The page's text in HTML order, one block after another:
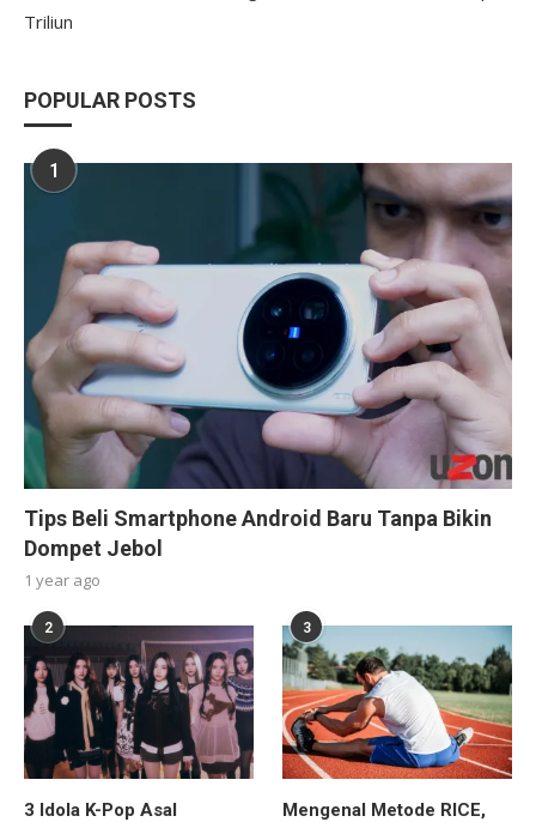
Triliun
POPULAR POSTS
1
Tips Beli Smartphone Android Baru Tanpa Bikin
Dompet Jebol
1 year ago
2
3 Idola K-Pop Asal
3
Mengenal Metode RICE,